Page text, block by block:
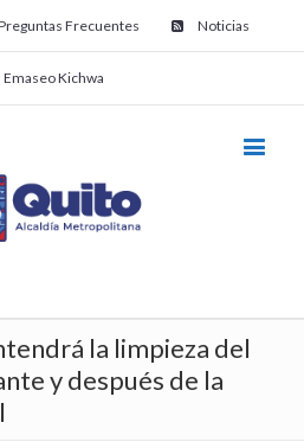
Frecuentes Noticias
Emaseo Kichwa
la limpieza del
y después de la